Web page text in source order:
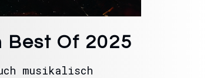
Best Of 2025
musikalisch